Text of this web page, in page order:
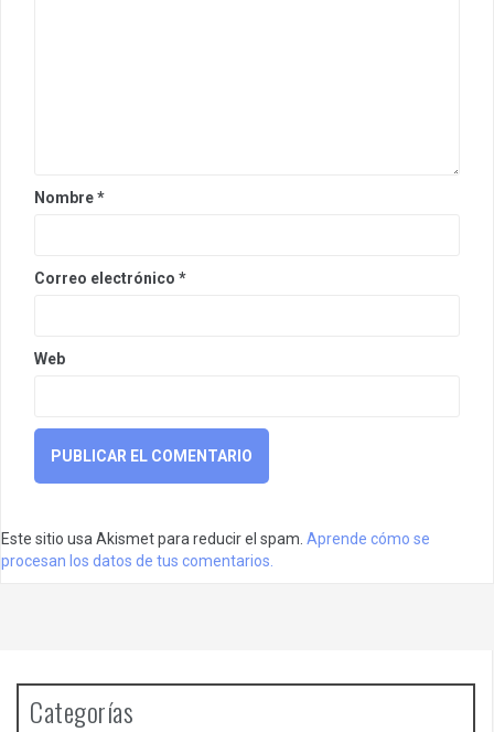
Nombre*
Correo electrónico *
Web
Este sitio usa Akismet para reducir el spam. Aprende cómo se
procesan los datos de tus comentarios.
Categorías